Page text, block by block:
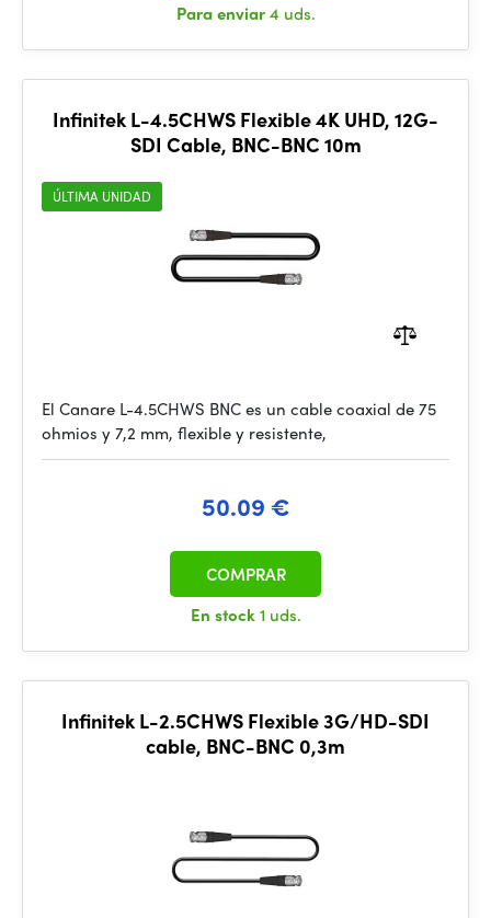
Para enviar4 uds.
Infinitek L-4.5CHWS Flexible 4K UHD, 12G-
SDI Cable, BNC-BNC 10m
ÚLTIMA UNIDAD
El Canare L-4.5CHWS BNC es un cable coaxial de 75
ohmios y 7,2 mm, flexible y resistente,
50.09 €
En stock1 uds.
COMPRAR
Infinitek L-2.5CHWS Flexible 3G/HD-SDI
cable, BNC-BNC 0,3m